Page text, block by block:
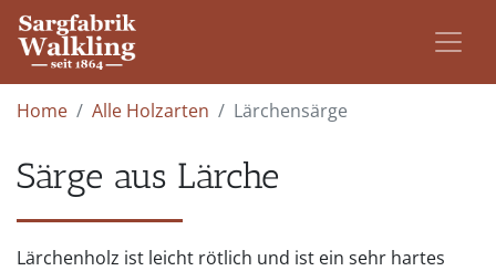
Home Alle Holzarten Lärchensärge
Särge aus Lärche
Lärchenholz ist leicht rötlich und ist ein sehr hartes